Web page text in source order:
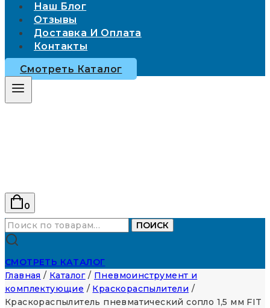
Наш Блог
Отзывы
Доставка И Оплата
Контакты
Смотреть Каталог
0
Искать:
ПОИСК
СМОТРЕТЬ КАТАЛОГ
Главная / Каталог / Пневмоинструмент и
комплектующие / Краскораспылители /
Краскораспылитель пневматический сопло 1,5 мм FIT